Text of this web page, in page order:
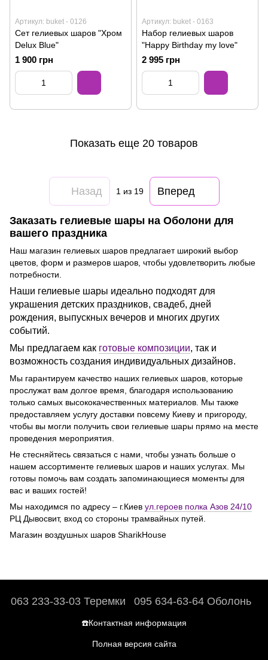
Артикул: buket - 0126
Сет гелиевых шаров "Хром
Delux Blue"
1 900 грн
Артикул: buket - 0163
Набор гелиевых шаров
"Happy Birthday my love"
2 995 грн
Показать еще 20 товаров
Назад 1 из 19 Вперед
Заказать гелиевые шары на Оболони для
вашего праздника
Наш магазин гелиевых шаров предлагает широкий выбор
цветов, форм и размеров шаров, чтобы удовлетворить любые
потребности.
Наши гелиевые шары идеально подходят для
украшения детских праздников, свадеб, дней
рождения, выпускных вечеров и многих других
событий.
Мы предлагаем как готовые композиции, так и
возможность создания индивидуальных дизайнов.
Мы гарантируем качество наших гелиевых шаров, которые
прослужат вам долгое время, благодаря использованию
только самых высококачественных материалов. Мы также
предоставляем услугу доставки повсему Киеву и пригороду,
чтобы вы могли получить свои гелиевые шары прямо на месте
проведения мероприятия.
Не стесняйтесь связаться с нами, чтобы узнать больше о
нашем ассортименте гелиевых шаров и наших услугах. Мы
готовы помочь вам создать запоминающиеся моменты для
вас и ваших гостей!
Мы находимся по адресу – г.Киев ул.героев полка Азов 24/10
РЦ Дывосвит, вход со стороны трамвайных путей.
Магазин воздушных шаров SharikHouse
063 233-33-03 Теремки 095 634-63-64 Оболонь
☎️Контактная информация
Полная версия сайта